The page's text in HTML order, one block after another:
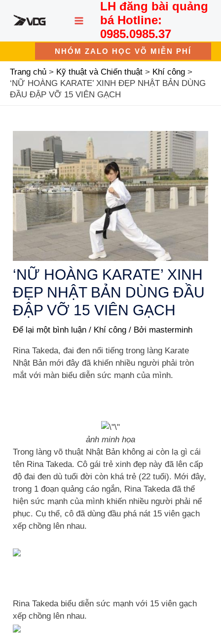
dung
MAIN
MENU
LH đăng bài quảng
bá Hotline:
0985.0985.37
NHÓM ZALO HỌC VÕ MIỄN PHÍ
Trang chủ Kỹ thuật và Chiến thuật
Khí công
‘NỮ HOÀNG KARATE’ XINH ĐẸP NHẬT BẢN DÙNG
ĐẦU ĐẬP VỠ 15 VIÊN GẠCH
‘NỮ HOÀNG KARATE’ XINH
ĐẸP NHẬT BẢN DÙNG ĐẦU
ĐẬP VỠ 15 VIÊN GẠCH
Để lại một bình luận / Khí công / Bởi masterminh
Rina Takeda, đai đen nổi tiếng trong làng Karate
Nhật Bản mới đây đã khiến nhiều người phải tròn
mắt với màn biểu diễn sức mạnh của mình.
ảnh minh họa
Trong làng võ thuật Nhật Bản không ai còn lạ gì cái
tên Rina Takeda. Cô gái trẻ xinh đẹp này đã lên cấp
độ đai đen dù tuổi đời còn khá trẻ (22 tuổi). Mới đây,
trong 1 đoạn quảng cáo ngắn, Rina Takeda đã thể
hiện sức mạnh của mình khiến nhiều người phải nể
phục. Cụ thể, cô đã dùng đầu phá nát 15 viên gạch
xếp chồng lên nhau.
Rina Takeda biểu diễn sức mạnh với 15 viên gạch
xếp chồng lên nhau.